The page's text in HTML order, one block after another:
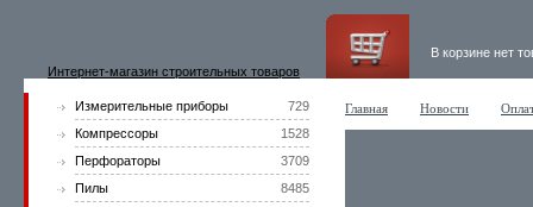
Интернет-магазин строительных товаров
В корзине нет
729
Измерительные приборы
1528
Компрессоры
3709
Перфораторы
8485
Пилы
Главная Новости